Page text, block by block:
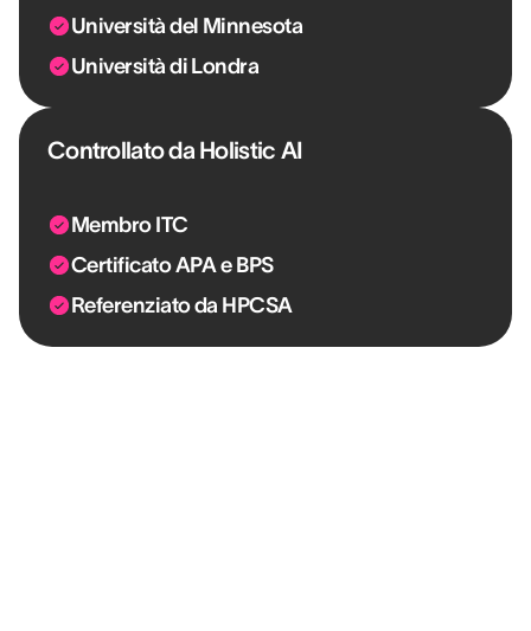
Università del Minnesota
Università di Londra
Controllato da Holistic AI
Membro ITC
Certificato APA e BPS
Referenziato da HPCSA